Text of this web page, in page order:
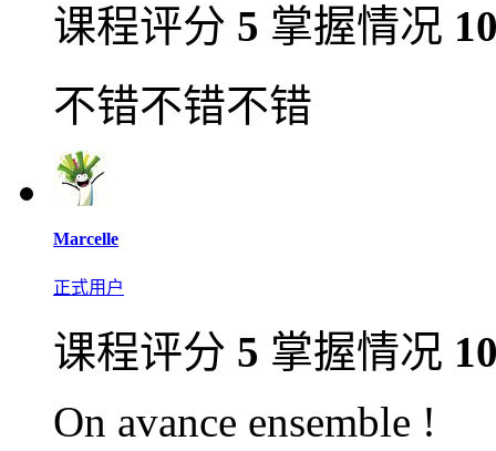
课程评分 5 掌握情况
不错不错不错
Marcelle
正式用户
课程评分 5 掌握情况
​On avance ensemble !